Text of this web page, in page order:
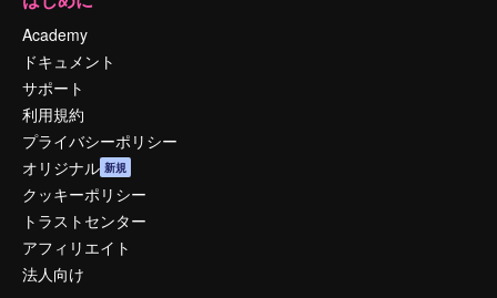
Academy
ドキュメント
サポート
利用規約
プライバシーポリシー
オリジナル 新規
クッキーポリシー
トラストセンター
アフィリエイト
法人向け